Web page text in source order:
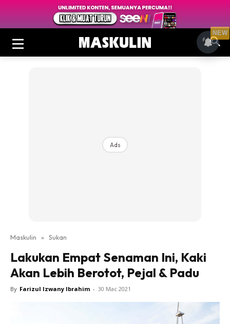
Ads
Maskulin » Sukan
Lakukan Empat Senaman Ini, Kaki
Akan Lebih Berotot, Pejal & Padu
By Farizul Izwany Ibrahim - 30 Mac 2021
NEW